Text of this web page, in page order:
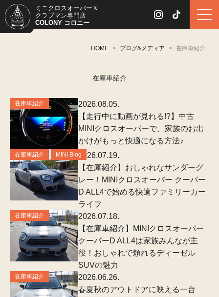
ミニクロスオーバー＆
クラブマン専門店
COLONY コロニー
HOME > ブログ&メディア > 在庫車紹介
在庫車紹介
在庫車紹介
2026.08.05.
【走行中に動画が見れる!?】中古
MINIクロスオーバーで、家族のお出
かけがもっと快適になる方法♪
在庫車紹介 MINI Blog2026.07.19.
【在庫紹介】おしゃれなサンダーグ
レー！MINIクロスオーバー クーパー
D ALL4で始める快適ファミリーカー
ライフ
在庫車紹介
2026.07.18.
【在庫車紹介】MINIクロスオーバー
クーパーD ALL4は家族みんなが主
役！おしゃれで頼れるディーゼル
SUVの魅力
在庫車紹介
2026.06.26.
春夏秋のアウトドアに映える一台